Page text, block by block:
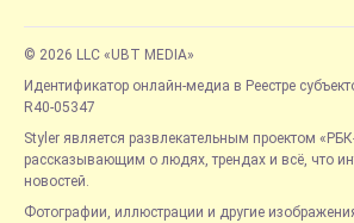
© 2026 LLC «UBT MEDIA»
Идентификатор онлайн-медиа в Реестре
R40-05347
Styler является развлекательным проектом
рассказывающим о людях, трендах и всё, что
новостей.
Фотографии, иллюстрации и другие